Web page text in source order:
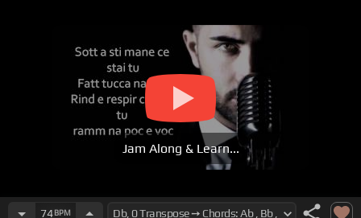
Jam Along & Learn...
74BPM